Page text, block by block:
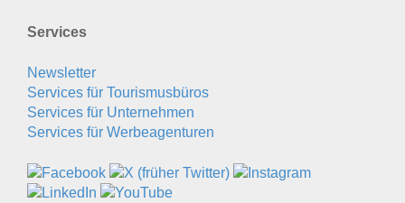
Services
Newsletter
Services für Tourismusbüros
Services für Unternehmen
Services für Werbeagenturen